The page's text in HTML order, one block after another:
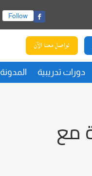
Follow
تواصل معنا الآن
دورات تدريبية المدونة
مع